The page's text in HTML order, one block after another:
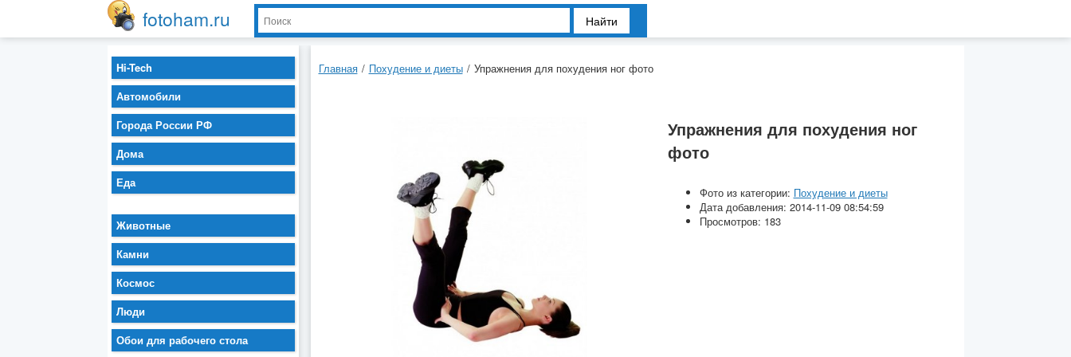
fotoham.ru Найти
Главная / Похудение и диеты / Упражнения для похудения ног фото
Упражнения для похудения ног
фото
Фото из категории: Похудение и диеты
Дата добавления: 2014-11-09 08:54:59
Просмотров: 183
Hi-Tech
Автомобили
Города России РФ
Дома
Еда
Животные
Камни
Космос
Люди
Обои для рабочего стола